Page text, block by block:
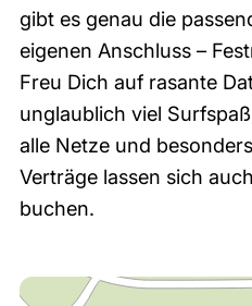
gibt es genau die
eigenen Anschluss –
Freu Dich auf rasante
unglaublich viel
alle Netze und
Verträge lassen sich
buchen.